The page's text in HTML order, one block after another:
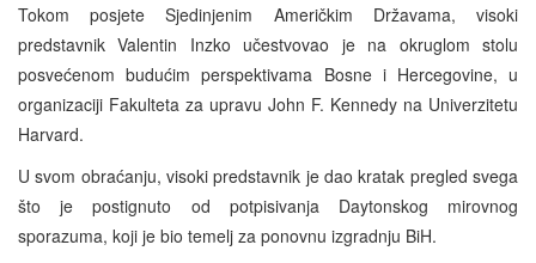
Tokom posjete Sjedinjenim Američkim Državama, visoki
predstavnik Valentin Inzko učestvovao je na okruglom stolu
posvećenom budućim perspektivama Bosne i Hercegovine, u
organizaciji Fakulteta za upravu John F. Kennedy na Univerzitetu
Harvard.
U svom obraćanju, visoki predstavnik je dao kratak pregled svega
što je postignuto od potpisivanja Daytonskog mirovnog
sporazuma, koji je bio temelj za ponovnu izgradnju BiH.